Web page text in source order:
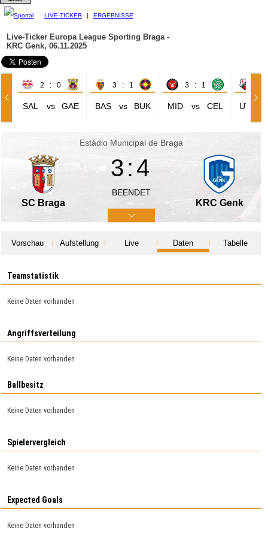
LIVE-TICKER | ERGEBNISSE
Live-Ticker Europa League Sporting Braga -
KRC Genk, 06.11.2025
2 : 0
SAL vs GAE
3 : 1
BAS vs BUK
3 : 1
MID vs CEL UTR
Estádio Municipal de Braga
SC Braga
3:4
BEENDET
KRC Genk
Vorschau Aufstellung Live Daten Tabelle
Teamstatistik
Keine Daten vorhanden
Angriffsverteilung
Keine Daten vorhanden
Ballbesitz
Keine Daten vorhanden
Spielervergleich
Keine Daten vorhanden
Expected Goals
Keine Daten vorhanden